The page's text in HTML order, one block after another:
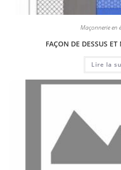
Maçonnerie en
FAÇON DE DESSUS ET
Lire la